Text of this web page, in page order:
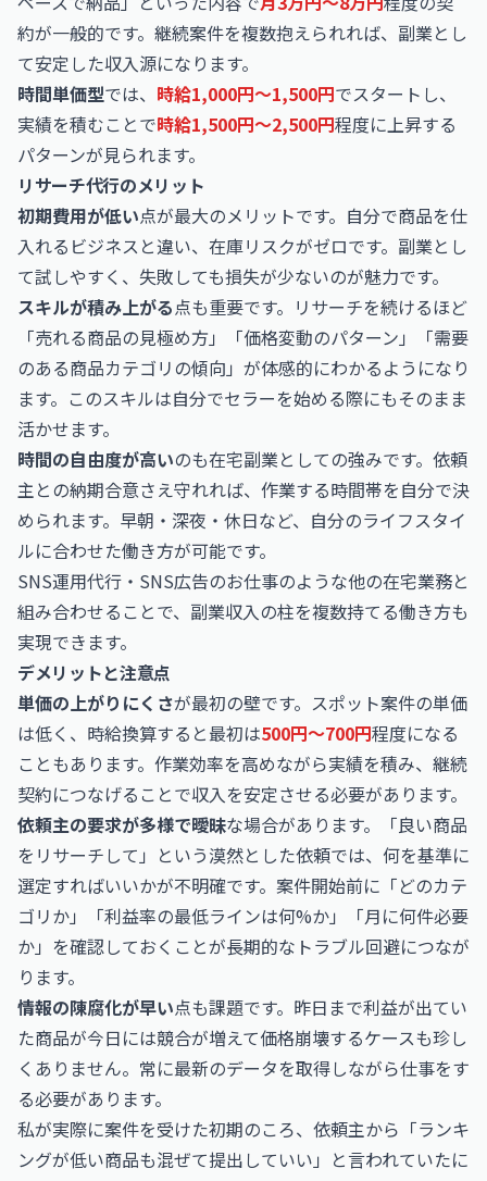
約が一般的です。継続案件を複数抱えられれば、副業とし
て安定した収入源になります。
時間単価型では、 時給1,000円〜1,500円でスタートし、
実績を積むことで時給1,500円〜2,500円程度に上昇する
パターンが見られます。
リサーチ代行のメリット
初期費用が低い点が最大のメリットです。自分で商品を仕
入れるビジネスと違い、在庫リスクがゼロです。副業とし
て試しやすく、失敗しても損失が少ないのが魅力です。
スキルが積み上がる点も重要です。リサーチを続けるほど
「売れる商品の見極め方」「価格変動のパターン」「需要
のある商品カテゴリの傾向」が体感的にわかるようになり
ます。このスキルは自分でセラーを始める際にもそのまま
活かせます。
時間の自由度が高いのも在宅副業としての強みです。依頼
主との納期合意さえ守れれば、作業する時間帯を自分で決
められます。早朝・深夜・休日など、自分のライフスタイ
ルに合わせた働き方が可能です。
SNS運用代行・SNS広告のお仕事のような他の在宅業務と
組み合わせることで、副業収入の柱を複数持てる働き方も
実現できます。
デメリットと注意点
単価の上がりにくさが最初の壁です。スポット案件の単価
は低く、時給換算すると最初は500円〜700円程度になる
こともあります。作業効率を高めながら実績を積み、継続
契約につなげることで収入を安定させる必要があります。
依頼主の要求が多様で曖昧な場合があります。「良い商品
をリサーチして」という漠然とした依頼では、何を基準に
選定すればいいかが不明確です。案件開始前に「どのカテ
ゴリか」「利益率の最低ラインは何%か」「月に何件必要
か」を確認しておくことが長期的なトラブル回避につなが
ります。
情報の陳腐化が早い点も課題です。昨日まで利益が出てい
た商品が今日には競合が増えて価格崩壊するケースも珍し
くありません。常に最新のデータを取得しながら仕事をす
る必要があります。
私が実際に案件を受けた初期のころ、依頼主から「ランキ
ングが低い商品も混ぜて提出していい」と言われていたに